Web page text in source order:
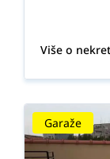
Više o
Garaže